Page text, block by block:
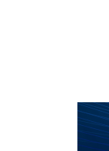
CAPA
PARA